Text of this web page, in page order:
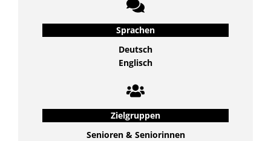
Sprachen
Deutsch
Englisch
Zielgruppen
Senioren & Seniorinnen